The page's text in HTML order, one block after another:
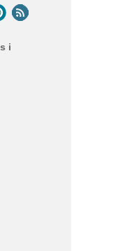
i